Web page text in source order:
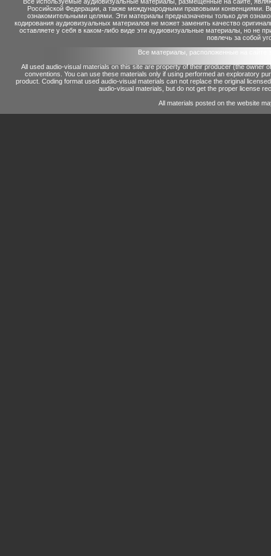
Российской Федерации, а также международными правовыми конвенциями.
ознакомительными целями. Эти материалы предназначены только для
кодирования аудиовизуальных материалов не может заменить качество
оставляете у себя в каком-либо виде эти аудиовизуальные материалы, но не
повлечь за собой
Все материалы, расположенные на сайте
All used audio-visual materials on this site are property of their producer (the owner
conventions. You can use these materials only if using performed an exploratory
product. Coding format used audio-visual materials can not replace the original
audio-visual materials, but do not get the proper license
All materials posted on the website